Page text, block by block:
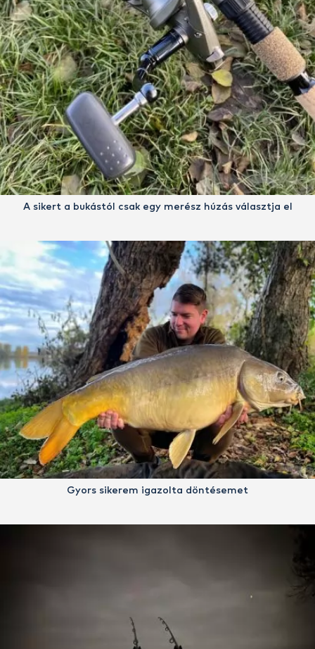
A sikert a bukástól csak egy merész húzás választja el
Gyors sikerem igazolta döntésemet